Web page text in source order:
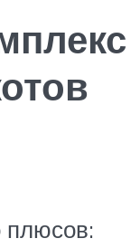
плюсов: